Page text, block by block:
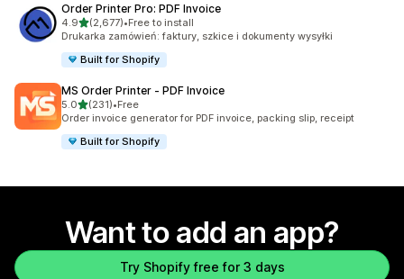
Order Printer Pro: PDF Invoice
4.9out of 5 stars
(2,677)
2677 total reviews
•Free to install
Drukarka zamówień: faktury, szkice i dokumenty wysyłki
Built for Shopify
MS Order Printer ‑ PDF Invoice
5.0out of 5 stars
(231)
231 total reviews
•Free
Order invoice generator for PDF invoice, packing slip, receipt
Built for Shopify
Want to add an app?
Try Shopify free for 3 days